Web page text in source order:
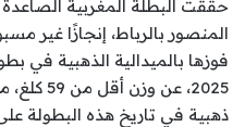
حققت البطلة المغربية
المنصور بالرباط، إنجازًا غير
فوزها بالميدالية الذهبية في
2025، عن
ذهبية في تاريخ هذه البطولة